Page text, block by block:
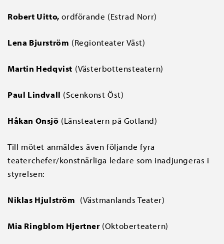
Robert Uitto, ordförande (Estrad Norr)
Lena Bjurström (Regionteater Väst)
Martin Hedqvist (Västerbottensteatern)
Paul Lindvall (Scenkonst Öst)
Håkan Onsjö (Länsteatern på Gotland)
Till mötet anmäldes även följande fyra
teaterchefer/konstnärliga ledare som inadjungeras i
styrelsen:
Niklas Hjulström (Västmanlands Teater)
Mia Ringblom Hjertner(Oktoberteatern)